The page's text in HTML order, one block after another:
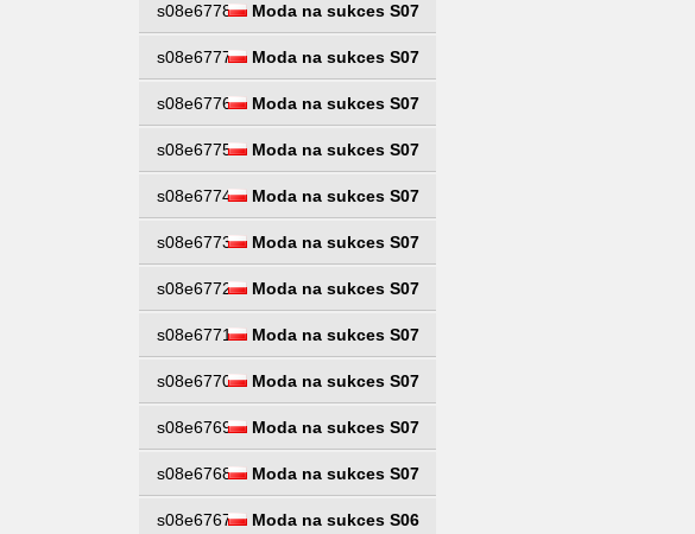
s08e6778 Moda na sukces S07
s08e6777 Moda na sukces S07
s08e6776 Moda na sukces S07
s08e6775 Moda na sukces S07
s08e6774 Moda na sukces S07
s08e6773 Moda na sukces S07
s08e6772 Moda na sukces S07
s08e6771 Moda na sukces S07
s08e6770 Moda na sukces S07
s08e6769 Moda na sukces S07
s08e6768 Moda na sukces S07
s08e6767 Moda na sukces S06